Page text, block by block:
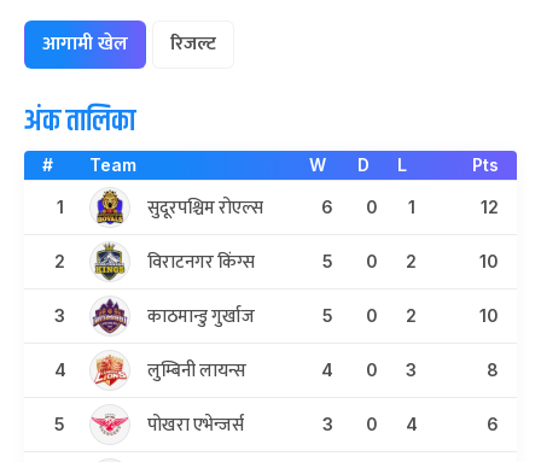
आगामी खेल रिजल्ट
अंक तालिका
# Team W D L Pts
1 सुदूरपश्चिम रोएल्स 6 0 1 12
2 विराटनगर किंग्स 5 0 2 10
3 काठमान्डु गुर्खाज 5 0 2 10
4 लुम्बिनी लायन्स 4 0 3 8
5 पोखरा एभेन्जर्स 3 0 4 6